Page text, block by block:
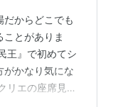
だからどこでも
ことがありま
王』で初めてシ
がかなり気にな
リエの座席見え